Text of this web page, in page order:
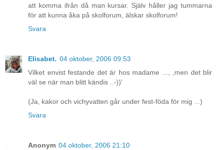
att komma ifrån då man kursar. Själv håller jag tummarna
för att kunna åka på skolforum, älskar skolforum!
Svara
Elisabet. 04 oktober, 2006 09:53
Vilket envist festande det är hos madame ..., ,men det blir
väl se när man blitt kändis ..-))'
(Ja, kakor och vichyvatten går under fest-föda för mig ...)
Svara
Anonym 04 oktober, 2006 21:10